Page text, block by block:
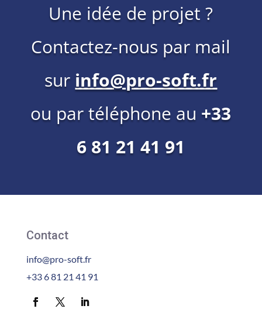
Une idée de projet ?
Contactez-nous par mail
sur info@pro-soft.fr
ou par téléphone au +33
6 81 21 41 91
Contact
info@pro-soft.fr
+33 6 81 21 41 91